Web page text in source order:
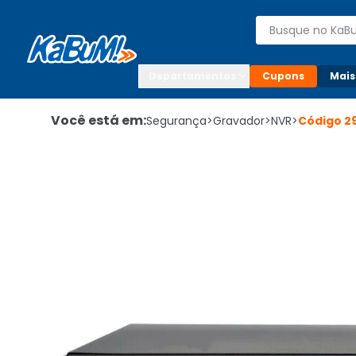
Buscar
Cupons
Você está em:Segurança>Gravador>NVR>Código